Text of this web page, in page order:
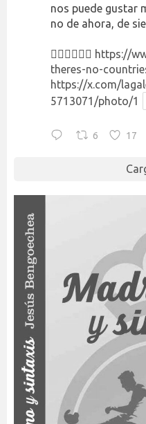
nos puede gustar
no de ahora, de
👉🏻👉🏻👉🏻 https://
theres-no-
https://x.com/
5713071/photo/1
6 17